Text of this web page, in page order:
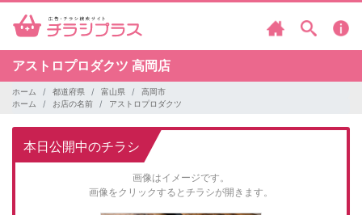
アストロプロダクツ 高岡店
ホーム 都道府県 富山県
高岡市
ホーム
お店の名前 アストロプロダクツ
本日公開中のチラシ
画像はイメージです。
画像をクリックするとチラシが開きます。